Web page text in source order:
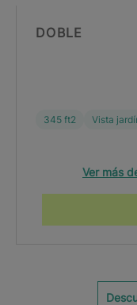
DOBLE
345 ft2 Vista
Ver más